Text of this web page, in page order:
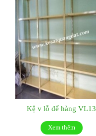
Kệ v lỗ để hàng VL13
Xem thêm